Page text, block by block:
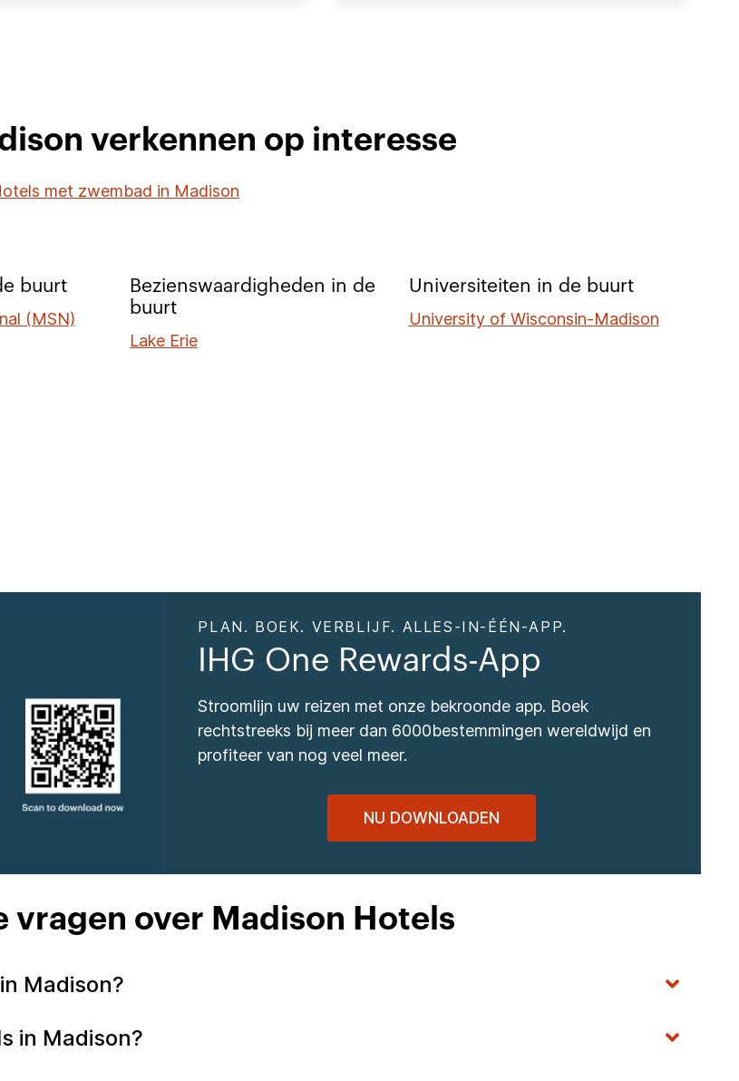
verkennen op interesse
met zwembad in Madison
buurt
(MSN)
Bezienswaardigheden in de
buurt
Lake Erie
Universiteiten in de buurt
University of Wisconsin-Madison
PLAN. BOEK. VERBLIJF. ALLES-IN-ÉÉN-APP.
IHG One Rewards-App
Stroomlijn uw reizen met onze bekroonde app. Boek
rechtstreeks bij meer dan 6000bestemmingen wereldwijd en
profiteer van nog veel meer.
NU DOWNLOADEN
vragen over Madison Hotels
Madison?
in Madison?